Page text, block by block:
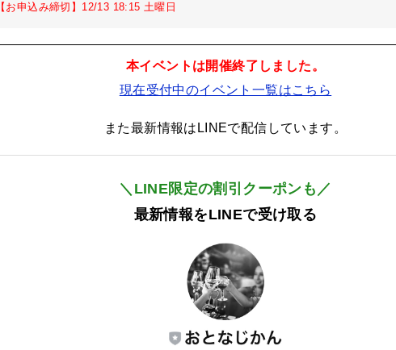
【お申込み締切】12/13 18:15 土曜日
本イベントは開催終了しました。
現在受付中のイベント一覧はこちら
また最新情報はLINEで配信しています。
＼LINE限定の割引クーポンも／
最新情報をLINEで受け取る